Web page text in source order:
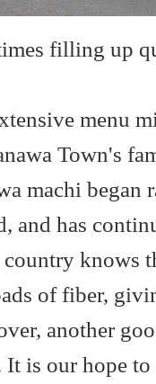
filling up
menu
Town's
machi began
and has
country knows
of fiber,
another
It is our hope